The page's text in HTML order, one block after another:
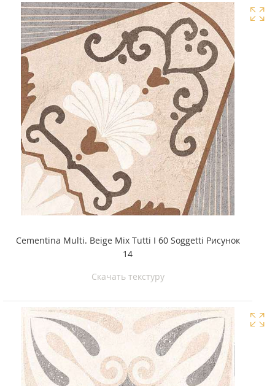
Cementina Multi. Beige Mix Tutti I 60 Soggetti Рисунок
14
Скачать текстуру